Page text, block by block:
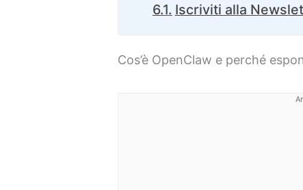
Iscriviti alla
Cos’è OpenClaw e perché